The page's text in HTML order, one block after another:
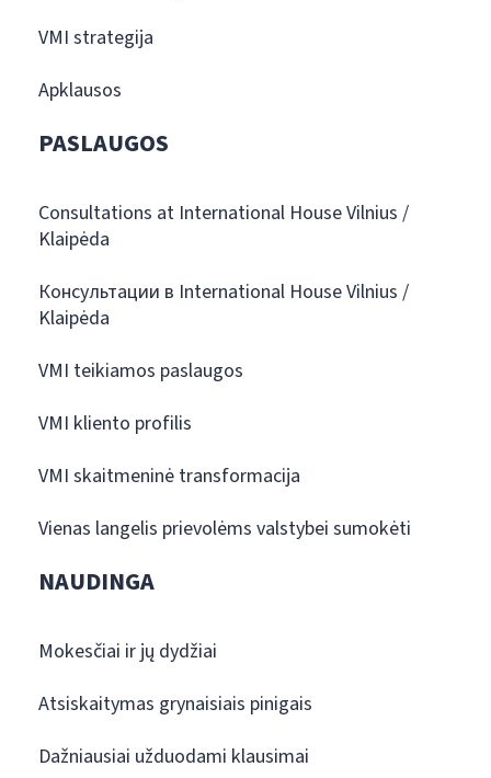
VMI strategija
Apklausos
PASLAUGOS
Consultations at International House Vilnius /
Klaipėda
Консультации в International House Vilnius /
Klaipėda
VMI teikiamos paslaugos
VMI kliento profilis
VMI skaitmeninė transformacija
Vienas langelis prievolėms valstybei sumokėti
NAUDINGA
Mokesčiai ir jų dydžiai
Atsiskaitymas grynaisiais pinigais
Dažniausiai užduodami klausimai